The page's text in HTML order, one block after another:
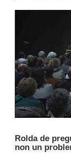
Rolda de
non un